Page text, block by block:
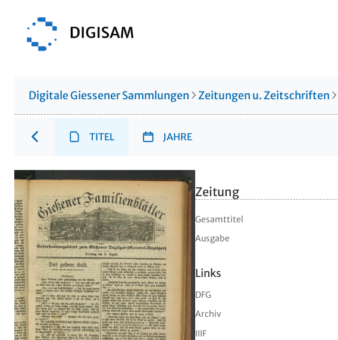
Digitale Giessener Sammlungen Zeitungen u. Zeitschriften
TITEL JAHRE
Zeitung
Gesamttitel
Ausgabe
Links
DFG
Archiv
IIIF